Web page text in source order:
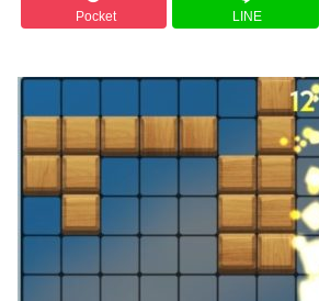
Pocket LINE